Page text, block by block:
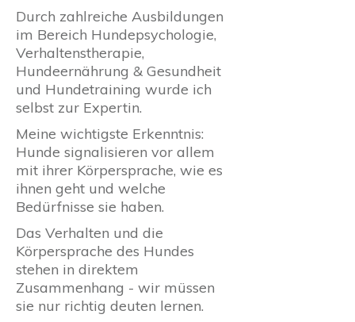
Durch zahlreiche Ausbildungen
im Bereich Hundepsychologie,
Verhaltenstherapie,
Hundeernährung & Gesundheit
und Hundetraining wurde ich
selbst zur Expertin.
Meine wichtigste Erkenntnis:
Hunde signalisieren vor allem
mit ihrer Körpersprache, wie es
ihnen geht und welche
Bedürfnisse sie haben.
Das Verhalten und die
Körpersprache des Hundes
stehen in direktem
Zusammenhang - wir müssen
sie nur richtig deuten lernen.